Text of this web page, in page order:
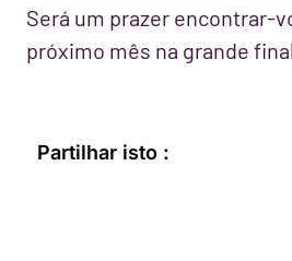
Será um prazer encontrar-
próximo mês na grande
Partilhar isto :